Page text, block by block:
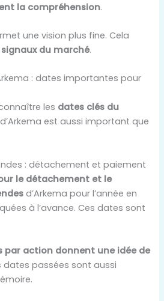
la compréhension.
une vision plus fine. Cela
du marché.
: dates importantes pour
les dates clés du
d’Arkema est aussi important que
: détachement et paiement
le détachement et le
d’Arkema pour l’année en
à l’avance. Ces dates sont
par action donnent une idée de
dates passées sont aussi